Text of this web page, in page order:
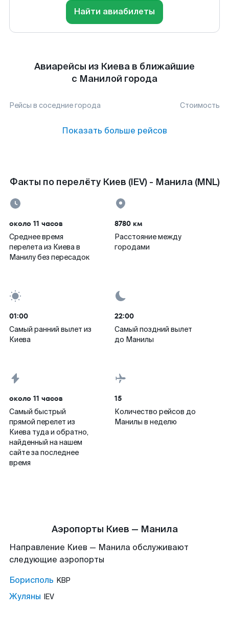
Найти авиабилеты
Авиарейсы из Киева в ближайшие
с Манилой города
Рейсы в соседние города Стоимость
Показать больше рейсов
Факты по перелёту Киев (IEV) - Манила (MNL)
около 11 часов
Среднее время
перелета из Киева в
Манилу без пересадок
8780 км
Расстояние между
городами
01:00
Самый ранний вылет из
Киева
22:00
Самый поздний вылет
до Манилы
около 11 часов
Самый быстрый
прямой перелет из
Киева туда и обратно,
найденный на нашем
сайте за последнее
время
15
Количество рейсов до
Манилы в неделю
Аэропорты Киев — Манила
Направление Киев — Манила обслуживают
следующие аэропорты
Борисполь KBP
Жуляны IEV